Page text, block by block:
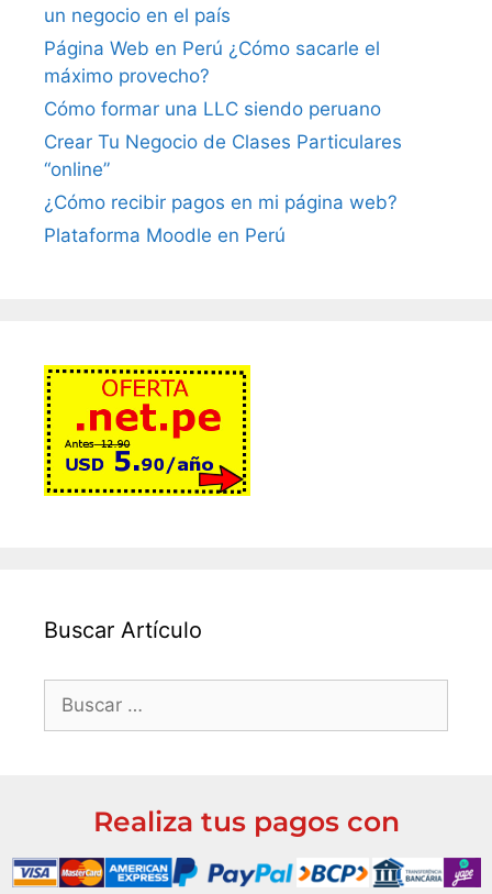
un negocio en el país
Página Web en Perú ¿Cómo sacarle el
máximo provecho?
Cómo formar una LLC siendo peruano
Crear Tu Negocio de Clases Particulares
“online”
¿Cómo recibir pagos en mi página web?
Plataforma Moodle en Perú
Buscar Artículo
Realiza tus pagos con